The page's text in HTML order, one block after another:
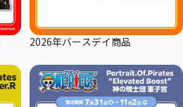
2026年バースデイ商品